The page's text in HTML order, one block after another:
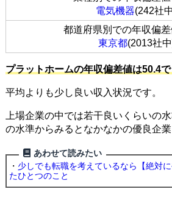
電気機器(242社
都道府県別での年収偏
東京都(2013社
プラットホームの年収偏差値は50.4で
平均よりも少し良い収入状況です。
上場企業の中では若干良いくらいの
の水準からみるとなかなかの優良企業
あわせて読みたい
・ 少しでも転職を考えているなら【絶対
たひとつのこと